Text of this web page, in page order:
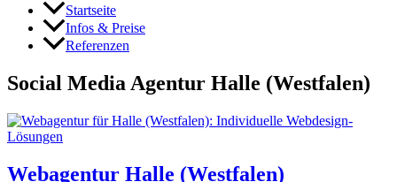
Startseite
Infos & Preise
Referenzen
Social Media Agentur Halle (Westfalen)
Webagentur Halle (Westfalen)